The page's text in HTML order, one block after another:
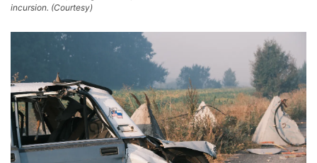
incursion. (Courtesy)